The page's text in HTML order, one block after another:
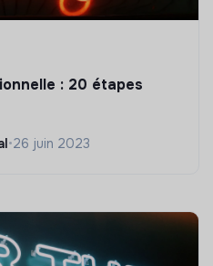
: 20 étapes
•26 juin 2023